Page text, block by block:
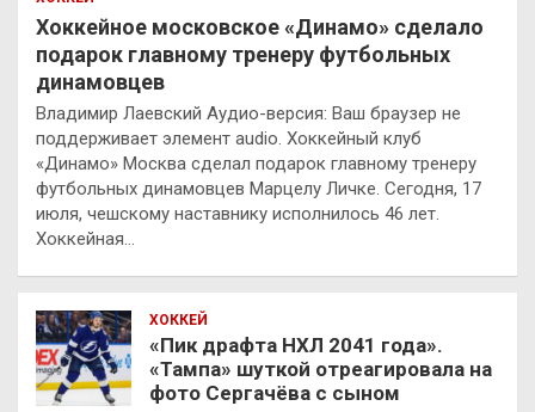
Хоккейное московское «Динамо» сделало
подарок главному тренеру футбольных
динамовцев
Владимир Лаевский Аудио-версия: Ваш браузер не
поддерживает элемент audio. Хоккейный клуб
«Динамо» Москва сделал подарок главному тренеру
футбольных динамовцев Марцелу Личке. Сегодня, 17
июля, чешскому наставнику исполнилось 46 лет.
Хоккейная…
ХОККЕЙ
«Пик драфта НХЛ 2041 года».
«Тампа» шуткой отреагировала на
фото Сергачёва с сыном